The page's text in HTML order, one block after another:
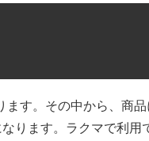
す。その中から、商
ります。ラクマで利用